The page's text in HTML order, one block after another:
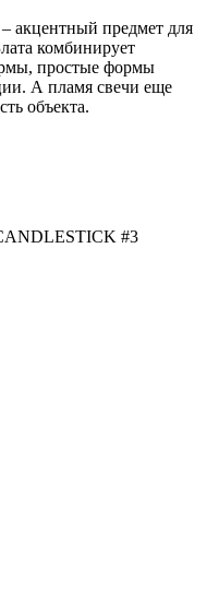
акцентный предмет для
комбинирует
простые формы
А пламя свечи еще
объекта.
#3